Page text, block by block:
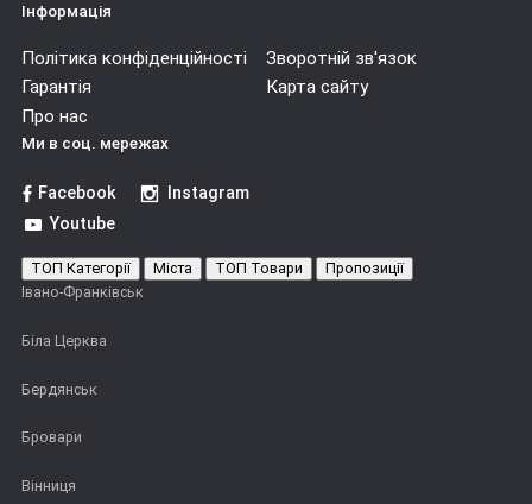
Інформація
Політика конфіденційності
Зворотній зв'язок
Гарантія
Карта сайту
Про нас
Ми в соц. мережах
Facebook
Instagram
Youtube
ТОП Категорії Міста ТОП Товари
Пропозиції
Івано-Франківськ
Біла Церква
Бердянськ
Бровари
Вінниця